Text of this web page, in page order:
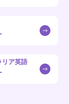
リア英語